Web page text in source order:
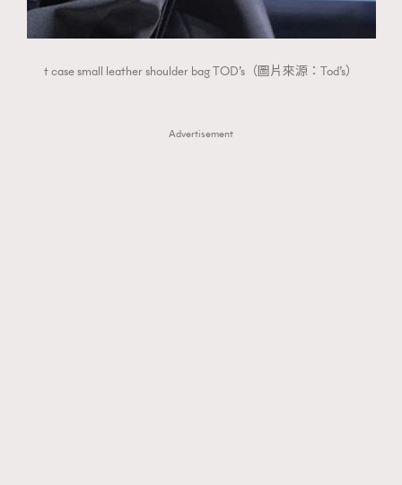
t case small leather shoulder bag TOD’s（圖片來源：Tod’s）
Advertisement